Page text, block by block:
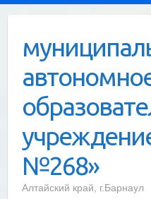
content
№268»
Алтайский край, г.Барнаул